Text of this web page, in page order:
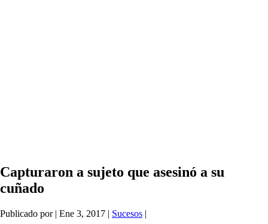
Capturaron a sujeto que asesinó a su
cuñado
Publicado por | Ene 3, 2017 | Sucesos |